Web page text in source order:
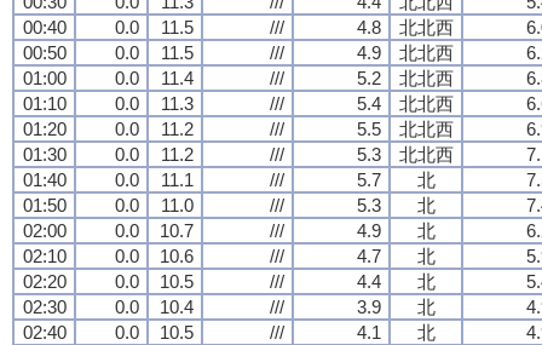
00:40
0.0 11.5 /// 4.8 北北西
00:50
0.0 11.5 /// 4.9 北北西
01:00
0.0 11.4 /// 5.2 北北西
01:10
0.0 11.3 /// 5.4 北北西
01:20
0.0 11.2 /// 5.5 北北西
01:30
0.0 11.2 /// 5.3 北北西
01:40
0.0 11.1 /// 5.7 北
01:50
0.0 11.0 /// 5.3 北
02:00
0.0 10.7 /// 4.9 北
02:10
0.0 10.6 /// 4.7 北
02:20
0.0 10.5 /// 4.4 北
02:30
0.0 10.4 /// 3.9 北
02:40
0.0 10.5 /// 4.1 北